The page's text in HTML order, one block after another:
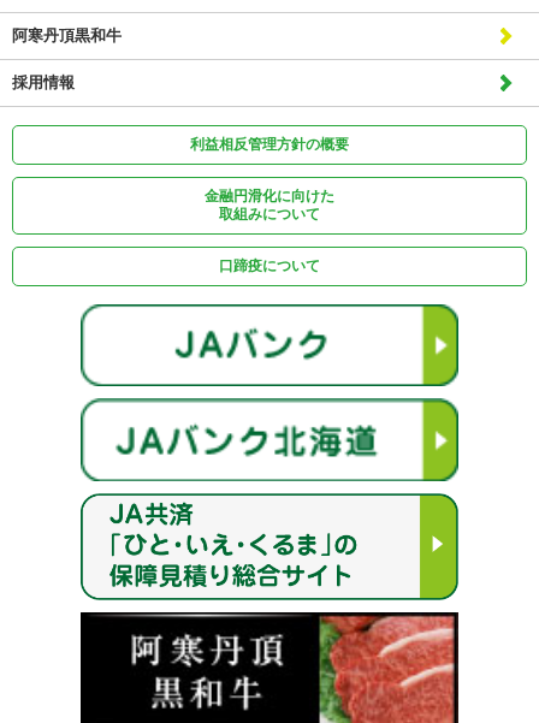
阿寒丹頂黒和牛
採用情報
利益相反管理方針の概要
金融円滑化に向けた
取組みについて
口蹄疫について